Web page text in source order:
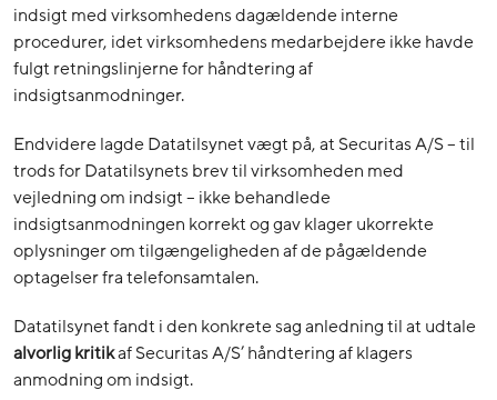
indsigt med virksomhedens dagældende interne
procedurer, idet virksomhedens medarbejdere ikke havde
fulgt retningslinjerne for håndtering af
indsigtsanmodninger.
Endvidere lagde Datatilsynet vægt på, at Securitas A/S – til
trods for Datatilsynets brev til virksomheden med
vejledning om indsigt – ikke behandlede
indsigtsanmodningen korrekt og gav klager ukorrekte
oplysninger om tilgængeligheden af de pågældende
optagelser fra telefonsamtalen.
Datatilsynet fandt i den konkrete sag anledning til at udtale
alvorlig kritikaf Securitas A/S’ håndtering af klagers
anmodning om indsigt.